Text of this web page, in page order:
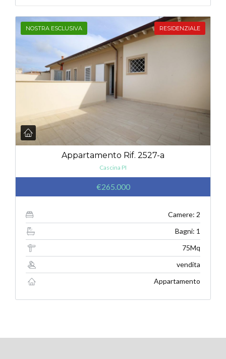
NOSTRA ESCLUSIVA RESIDENZIALE
Appartamento Rif. 2527-a
Cascina PI
€265.000
Camere: 2
Bagni: 1
75Mq
vendita
Appartamento